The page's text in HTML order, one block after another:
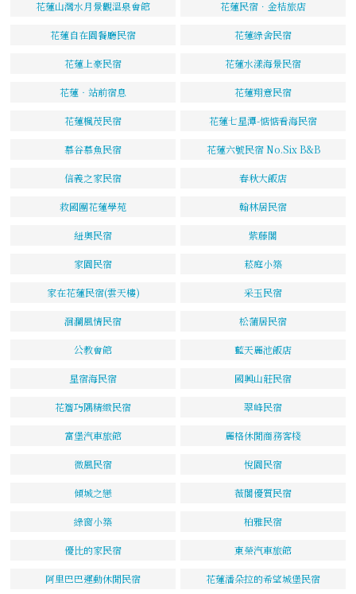
花蓮山灣水月景觀溫泉會館 花蓮民宿．金桔旅店
花蓮自在園餐廳民宿 花蓮綠舍民宿
花蓮上豪民宿 花蓮水漾海景民宿
花蓮‧站前宿息 花蓮翔意民宿
花蓮楓茂民宿 花蓮七星潭-惦惦看海民宿
慕谷慕魚民宿 花蓮六號民宿 No.Six B&B
信義之家民宿 春秋大飯店
救國團花蓮學苑 翰林居民宿
紐奧民宿 紫藤閣
家園民宿 菘庭小築
家在花蓮民宿(雲天樓) 采玉民宿
洄瀾風情民宿 松蒲居民宿
公教會館 藍天麗池飯店
星宿海民宿 國興山莊民宿
花簷巧隅精緻民宿 翠峰民宿
富堡汽車旅館 麗格休閒商務客棧
微風民宿 悅園民宿
傾城之戀 薇閣優質民宿
綠窗小築 柏雅民宿
優比的家民宿 東榮汽車旅館
阿里巴巴運動休閒民宿 花蓮潘朵拉的希望城堡民宿